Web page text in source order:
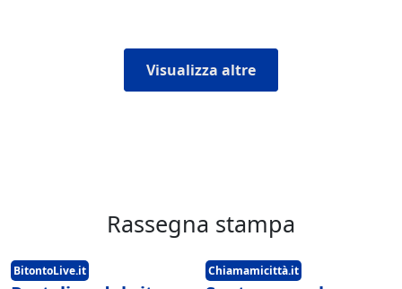
Visualizza altre
Rassegna stampa
BitontoLive.it Chiamamicittà.it